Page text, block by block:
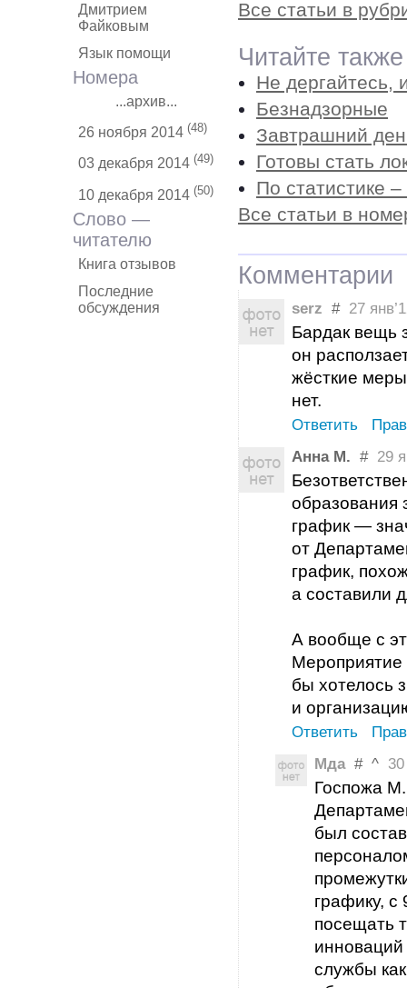
Дмитрием
Файковым
Язык помощи
Номера
...архив...
26 ноября 2014 (48)
03 декабря 2014 (49)
10 декабря 2014 (50)
Слово —
читателю
Книга отзывов
Последние
обсуждения
Все статьи в
Читайте
Не дергайтесь,
Безнадзорные
Завтрашний
Готовы стать
По статистике
Все статьи в
Комментарии
serz #27
Бардак вещь
он
жёсткие меры
нет.
Ответить
Анна М. #29
образования
график —
от
график,
а составили
А вообще с
Мероприятие
бы хотелось
и
Ответить
Мда # ^
Госпожа
был
графику,
посещать
службы